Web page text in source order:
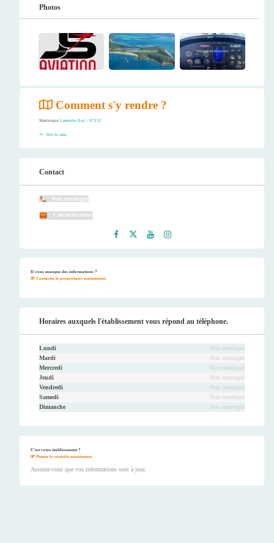
Photos
Comment s'y rendre ?
Martinique Lamentin (Le) – 97232
Voir la carte
Contact
Non renseigné
Contactez-nous
Il vous manque des informations ?
Contactez le propriétaire maintenant.
Horaires auxquels l'établissement vous répond au téléphone.
Lundi
Non renseigné
Mardi
Non renseigné
Mercredi
Non renseigné
Jeudi
Non renseigné
Vendredi
Non renseigné
Samedi
Non renseigné
Dimanche
Non renseigné
C'est votre établissement ?
Prenez le contrôle maintenant.
Assurez-vous que vos informations sont à jour.